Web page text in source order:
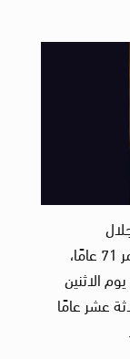
عبدالصادق محمد السحلب، البالغ من العمر 71 عامًا،
الاثنين
نحو ثلاثة عشر عامًا